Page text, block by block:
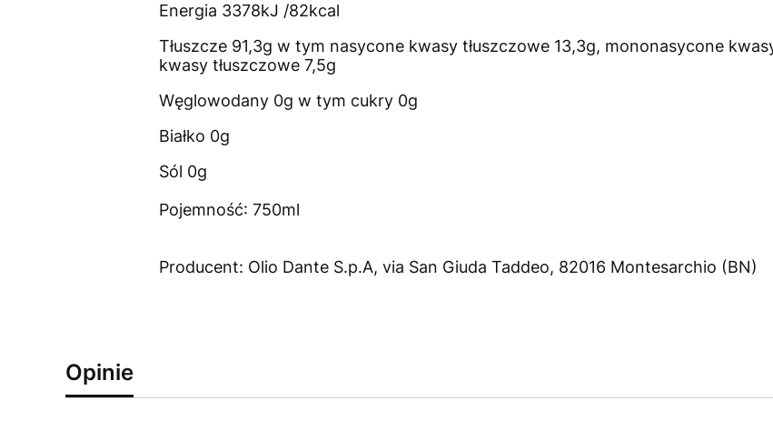
Energia 3378kJ /82kcal
Tłuszcze 91,3g w tym nasycone kwasy tłuszczowe 13,3g, mononasycone
kwasy tłuszczowe 7,5g
Węglowodany 0g w tym cukry 0g
Białko 0g
Sól 0g
Pojemność: 750ml
Producent: Olio Dante S.p.A, via San Giuda Taddeo, 82016 Montesarchio (BN)
Opinie